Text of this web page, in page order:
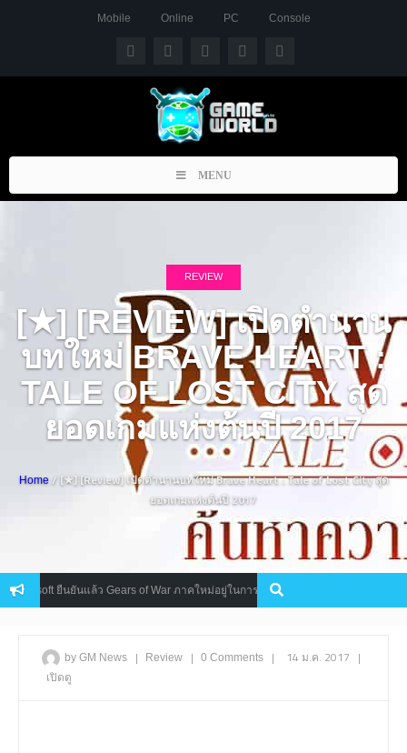
Mobile Online PC Console
Toggle
navigation
MENU
REVIEW
[★] [REVIEW] เปิดตำนาน
บทใหม่ BRAVE HEART :
TALE OF LOST CITY สุด
ยอดเกมแห่งต้นปี 2017
Home/ [★] [Review] เปิดตำนานบทใหม่ Brave Heart : Tale of Lost City สุด
ยอดเกมแห่งต้นปี 2017
ยันแล้ว Gears of War ภาคใหม่อยู่ในการพัฒนา Console
by GM News | Review | 0 Comments | 14 ม.ค. 2017 |
เปิดดู